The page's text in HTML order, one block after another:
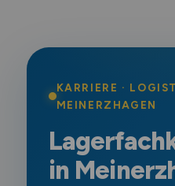
KARRIERE ·
MEINERZHAGEN
in